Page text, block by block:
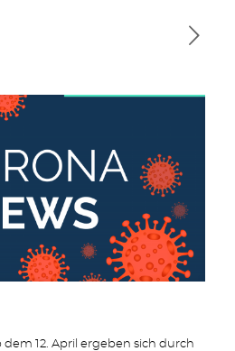
12. April ergeben sich durch